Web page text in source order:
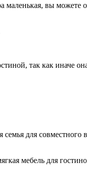
вы можете
так как иначе
семья для
мебель для